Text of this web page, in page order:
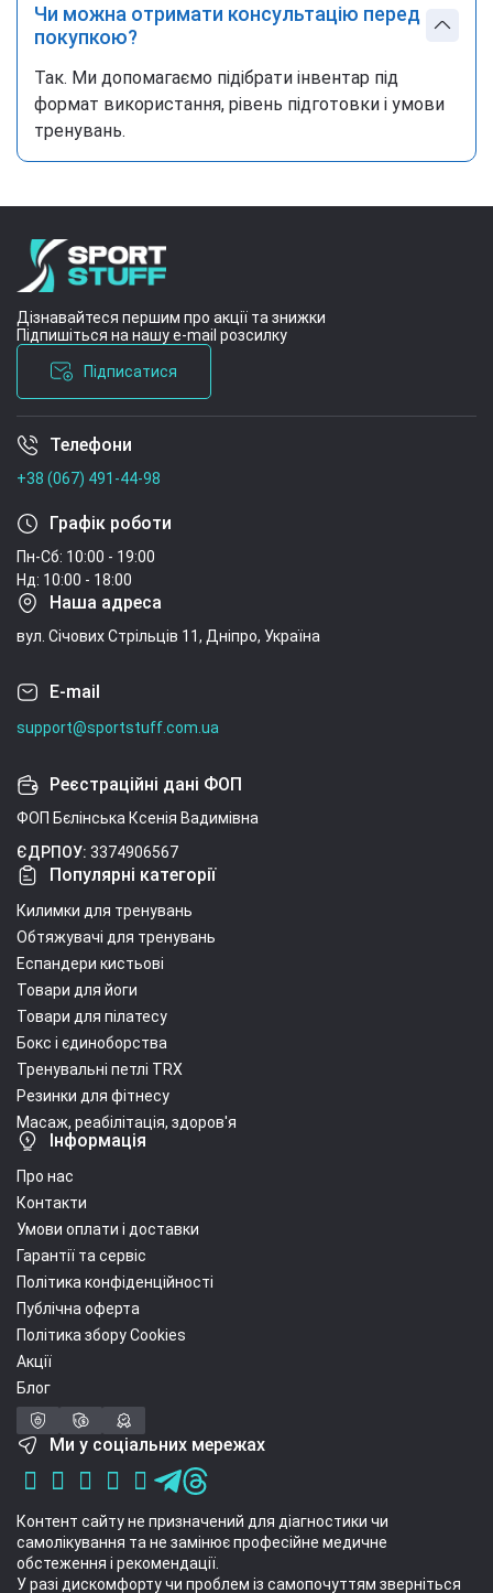
Чи можна отримати консультацію перед
покупкою?
Так. Ми допомагаємо підібрати інвентар під
формат використання, рівень підготовки і умови
тренувань.
Дізнавайтеся першим про акції та знижки
Підпишіться на нашу e-mail розсилку
Підписатися
Умови угоди
Телефони
+38 (067) 491-44-98
Графік роботи
Пн-Сб: 10:00 - 19:00
Нд: 10:00 - 18:00
Наша адреса
вул. Січових Стрільців 11, Дніпро, Україна
E-mail
support@sportstuff.com.ua
Реєстраційні дані ФОП
ФОП Бєлінська Ксенія Вадимівна
ЄДРПОУ: 3374906567
Популярні категорії
Килимки для тренувань
Обтяжувачі для тренувань
Еспандери кистьові
Товари для йоги
Товари для пілатесу
Бокс і єдиноборства
Тренувальні петлі TRX
Резинки для фітнесу
Масаж, реабілітація, здоров'я
Інформація
Про нас
Контакти
Умови оплати і доставки
Гарантії та сервіс
Політика конфіденційності
Публічна оферта
Політика збору Cookies
Акції
Блог
Ми у соціальних мережах
Контент сайту не призначений для діагностики чи
самолікування та не замінює професійне медичне
обстеження і рекомендації.
У разі дискомфорту чи проблем із самопочуттям зверніться